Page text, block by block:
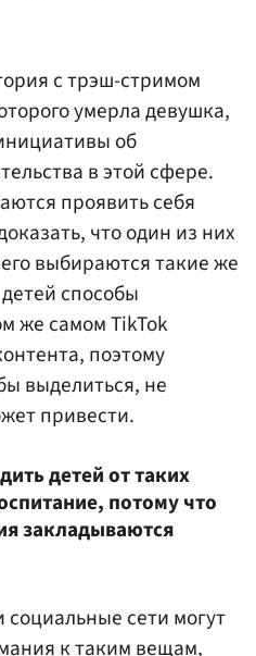
с трэш-стримом
умерла девушка,
об
в этой сфере.
проявить себя
что один из них
выбираются такие же
способы
же самом TikTok
поэтому
выделиться, не
привести.
детей от таких
потому что
закладываются
сети могут
к таким вещам,